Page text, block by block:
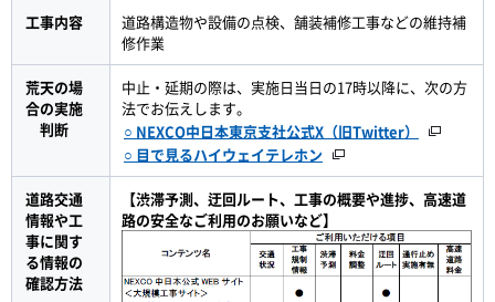
工事内容
道路構造物や設備の点検、舗装補修工事などの維持補
修作業
荒天の場
合の実施
判断
中止・延期の際は、実施日当日の17時以降に、次の方
法でお伝えします。
○ NEXCO中日本東京支社公式X（旧Twitter）
○ 目で見るハイウェイテレホン
道路交通
情報や工
事に関す
る情報の
確認方法
【渋滞予測、迂回ルート、工事の概要や進捗、高速道
路の安全なご利用のお願いなど】